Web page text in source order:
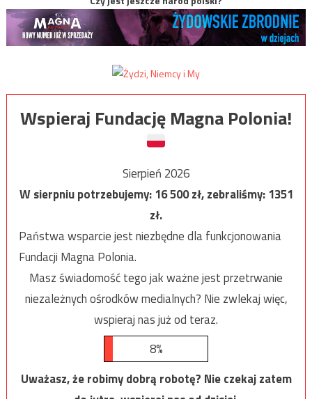
Wspieraj Fundację Magna Polonia!
Sierpień 2026
W sierpniu potrzebujemy:16 500zł, zebraliśmy:1351
zł.
Państwa wsparcie jest niezbędne dla funkcjonowania
Fundacji Magna Polonia.
Masz świadomość tego jak ważne jest przetrwanie
niezależnych ośrodków medialnych? Nie zwlekaj więc,
wspieraj nas już od teraz.
8%
Uważasz, że robimy dobrą robotę? Nie czekaj zatem